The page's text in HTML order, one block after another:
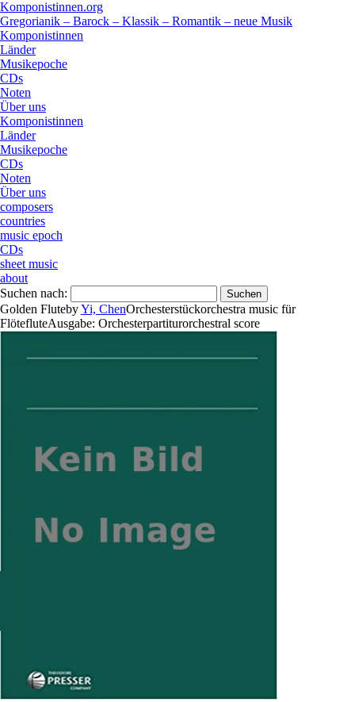
Komponistinnen.org
Gregorianik – Barock – Klassik – Romantik – neue Musik
Komponistinnen
Länder
Musikepoche
CDs
Noten
Über uns
Komponistinnen
Länder
Musikepoche
CDs
Noten
Über uns
composers
countries
music epoch
CDs
sheet music
about
Suchen nach:
Golden FlutebyYi, ChenOrchesterstückorchestra music für
FlötefluteAusgabe: Orchesterpartiturorchestral score